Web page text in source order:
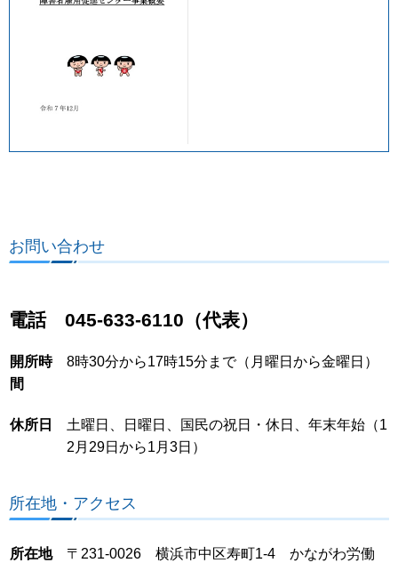
お問い合わせ
電話 045-633-6110（代表）
開所時
間
8時30分から17時15分まで（月曜日から金曜日）
休所日
土曜日、日曜日、国民の祝日・休日、年末年始（1
2月29日から1月3日）
所在地・アクセス
所在地
〒231-0026 横浜市中区寿町1-4 かながわ労働